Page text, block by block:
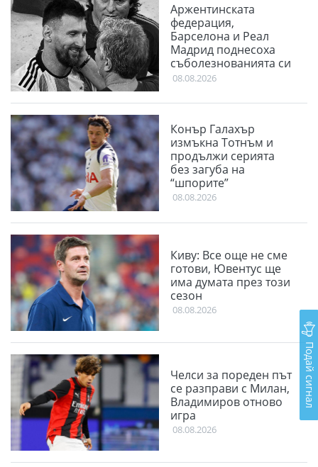
Аржентинската
федерация,
Барселона и Реал
Мадрид поднесоха
съболезнованията си
към Меси
08.08.2026
Конър Галахър
измъкна Тотнъм и
продължи серията
без загуба на
“шпорите”
08.08.2026
Киву: Все още не сме
готови, Ювентус ще
има думата през този
сезон
08.08.2026
Челси за пореден път
се разправи с Милан,
Владимиров отново
игра
08.08.2026
Подай сигнал